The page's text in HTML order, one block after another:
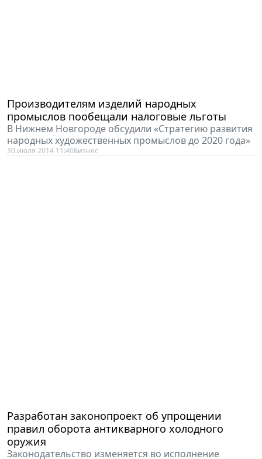
промыслов пообещали налоговые льготы
В Нижнем Новгороде обсудили «Стратегию развития
народных художественных промыслов до 2020 года»
30 июля 2014 11:40Бизнес
правил оборота антикварного холодного
оружия
Законодательство изменяется во исполнение
решения КС РФ.